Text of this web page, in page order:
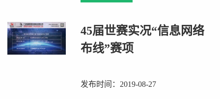
45届世赛实况“信息网络
布线”赛项
发布时间：2019-08-27